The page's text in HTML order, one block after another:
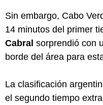
Sin embargo, Cabo
14 minutos del primer
Cabral sorprendió con
borde del área para
La clasificación
el segundo tiempo